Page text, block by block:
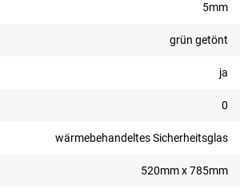
5mm
grün getönt
ja
0
wärmebehandeltes Sicherheitsglas
520mm x 785mm